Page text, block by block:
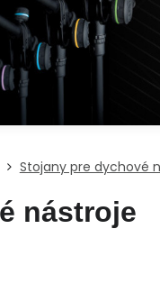
Stojany pre dychové
nástroje